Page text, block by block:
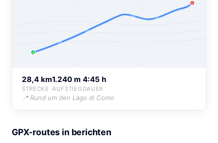
S
Z
28,4 km
STRECKE
1.240 m
AUFSTIEG
4:45 h
DAUER
📍 Rund um den Lago di Como
GPX-routes in berichten